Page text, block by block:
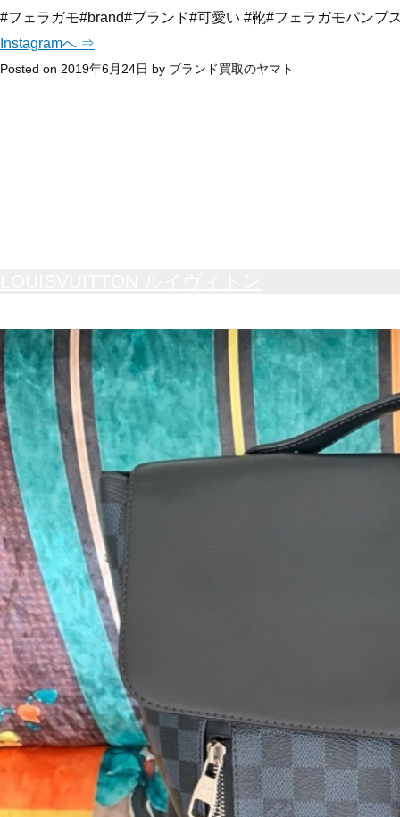
#フェラガモ#brand#ブランド#可愛い #靴#フェラガモパンプ
Instagramへ ⇒
Posted on 2019年6月24日 by ブランド買取のヤマト